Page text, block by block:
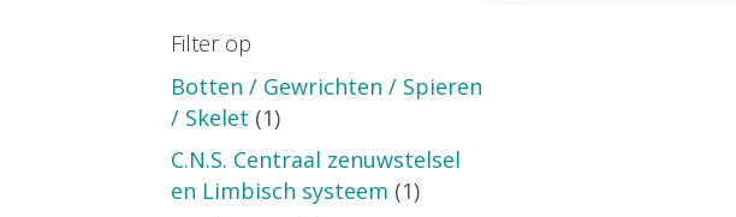
Filter op
Botten / Gewrichten / Spieren
/ Skelet (1)
C.N.S. Centraal zenuwstelsel
en Limbisch systeem (1)